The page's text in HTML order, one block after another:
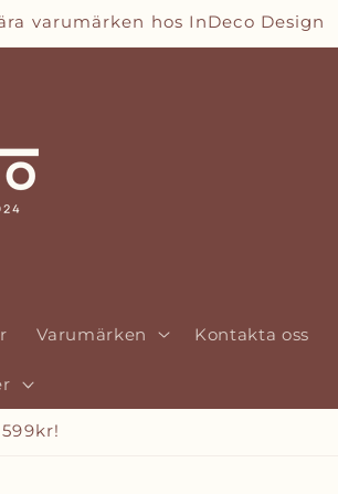
varumärken hos InDeco Design
Varumärken Kontakta oss